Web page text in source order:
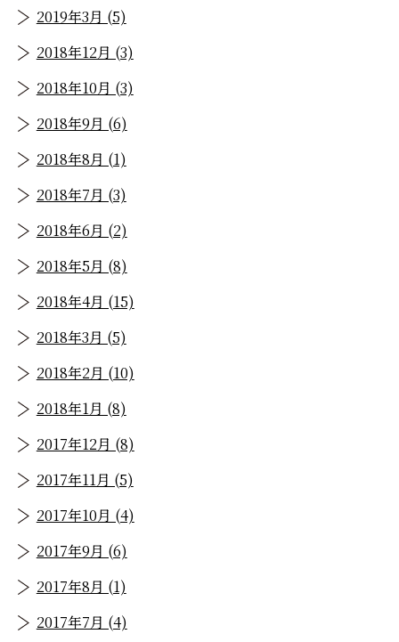
2019年3月 (5)
2018年12月 (3)
2018年10月 (3)
2018年9月 (6)
2018年8月 (1)
2018年7月 (3)
2018年6月 (2)
2018年5月 (8)
2018年4月 (15)
2018年3月 (5)
2018年2月 (10)
2018年1月 (8)
2017年12月 (8)
2017年11月 (5)
2017年10月 (4)
2017年9月 (6)
2017年8月 (1)
2017年7月 (4)